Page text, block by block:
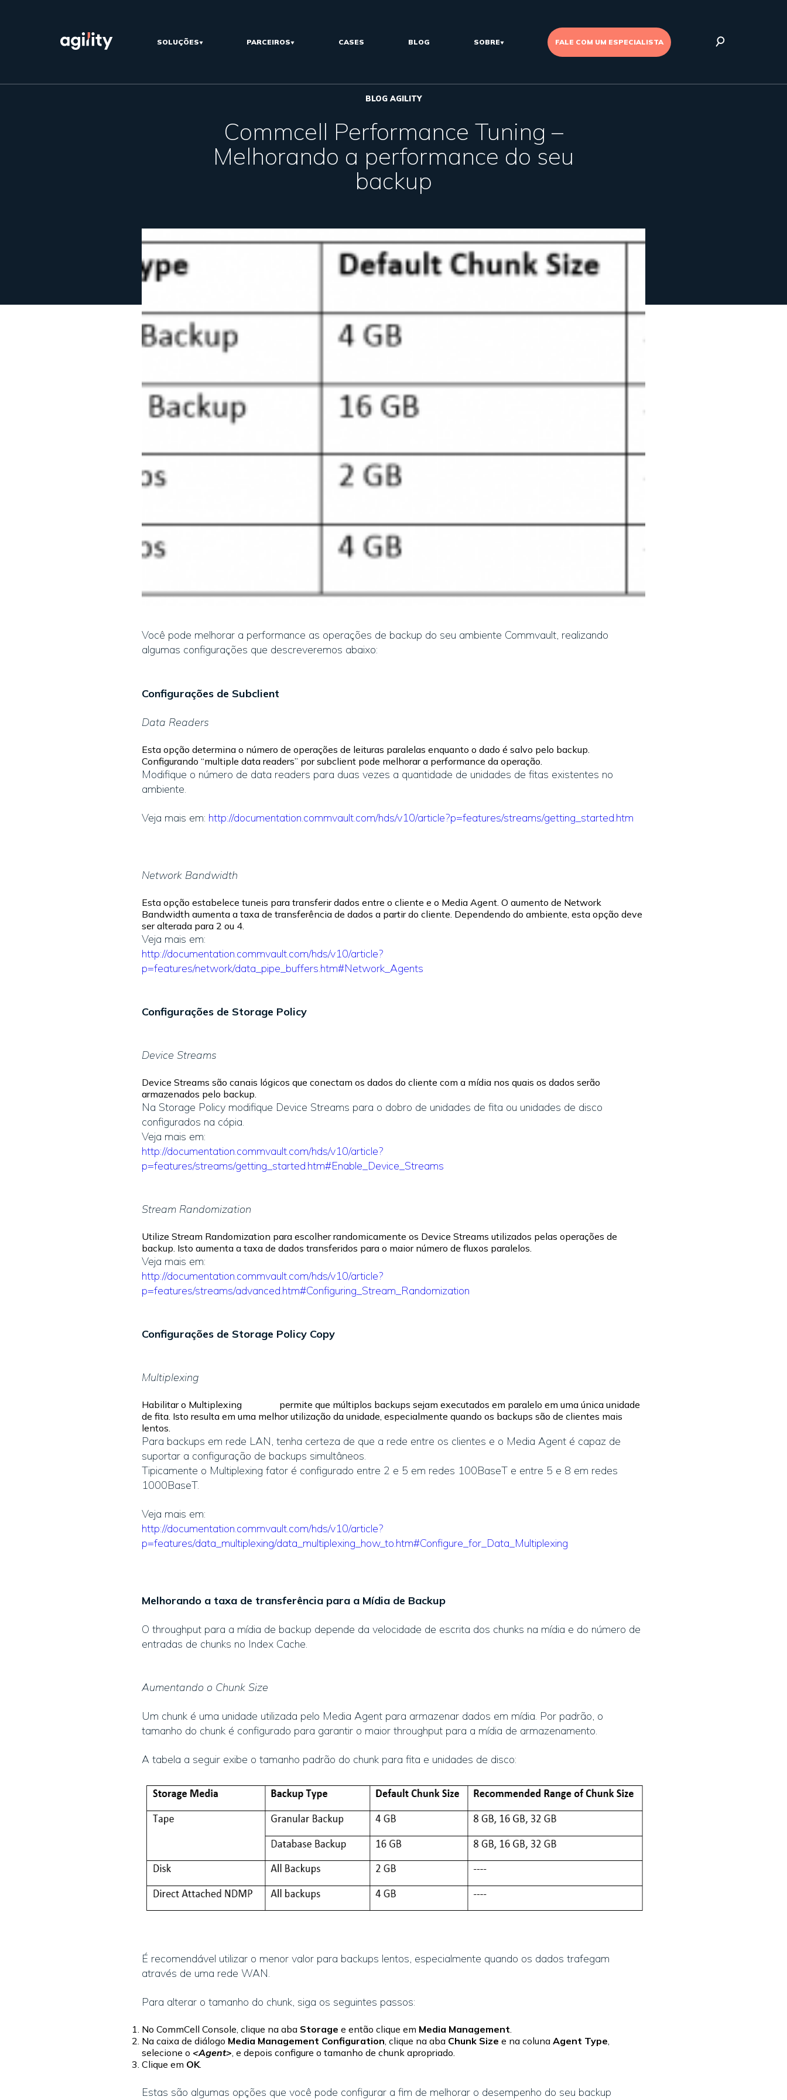
SOLUÇÕES PARCEIROS CASES BLOG SOBRE FALE COM UM ESPECIALISTA
BLOG AGILITY
Commcell Performance Tuning –
Melhorando a performance do seu
backup
Você pode melhorar a performance as operações de backup do seu ambiente Commvault, realizando
algumas configurações que descreveremos abaixo:
Configurações de Subclient
Data Readers
Esta opção determina o número de operações de leituras paralelas enquanto o dado é salvo pelo backup.
Configurando “multiple data readers” por subclient pode melhorar a performance da operação.
Modifique o número de data readers para duas vezes a quantidade de unidades de fitas existentes no
ambiente.
Veja mais em: http://documentation.commvault.com/hds/v10/article?p=features/streams/getting_started.htm
Network Bandwidth
Esta opção estabelece tuneis para transferir dados entre o cliente e o Media Agent. O aumento de Network
Bandwidth aumenta a taxa de transferência de dados a partir do cliente. Dependendo do ambiente, esta opção deve
ser alterada para 2 ou 4.
Veja mais em:
http://documentation.commvault.com/hds/v10/article?
p=features/network/data_pipe_buffers.htm#Network_Agents
Configurações de Storage Policy
Device Streams
Device Streams são canais lógicos que conectam os dados do cliente com a mídia nos quais os dados serão
armazenados pelo backup.
Na Storage Policy modifique Device Streams para o dobro de unidades de fita ou unidades de disco
configurados na cópia.
Veja mais em:
http://documentation.commvault.com/hds/v10/article?
p=features/streams/getting_started.htm#Enable_Device_Streams
Stream Randomization
Utilize Stream Randomization para escolher randomicamente os Device Streams utilizados pelas operações de
backup. Isto aumenta a taxa de dados transferidos para o maior número de fluxos paralelos.
Veja mais em:
http://documentation.commvault.com/hds/v10/article?
p=features/streams/advanced.htm#Configuring_Stream_Randomization
Configurações de Storage Policy Copy
Multiplexing
Habilitar o Multiplexing permite que múltiplos backups sejam executados em paralelo em uma única unidade
de fita. Isto resulta em uma melhor utilização da unidade, especialmente quando os backups são de clientes mais
lentos.
Para backups em rede LAN, tenha certeza de que a rede entre os clientes e o Media Agent é capaz de
suportar a configuração de backups simultâneos.
Tipicamente o Multiplexing fator é configurado entre 2 e 5 em redes 100BaseT e entre 5 e 8 em redes
1000BaseT.
Veja mais em:
http://documentation.commvault.com/hds/v10/article?
p=features/data_multiplexing/data_multiplexing_how_to.htm#Configure_for_Data_Multiplexing
Melhorando a taxa de transferência para a Mídia de Backup
O throughput para a mídia de backup depende da velocidade de escrita dos chunks na mídia e do número de
entradas de chunks no Index Cache.
Aumentando o Chunk Size
Um chunk é uma unidade utilizada pelo Media Agent para armazenar dados em mídia. Por padrão, o
tamanho do chunk é configurado para garantir o maior throughput para a mídia de armazenamento.
A tabela a seguir exibe o tamanho padrão do chunk para fita e unidades de disco:
É recomendável utilizar o menor valor para backups lentos, especialmente quando os dados trafegam
através de uma rede WAN.
Para alterar o tamanho do chunk, siga os seguintes passos:
No CommCell Console, clique na aba Storage e então clique em Media Management.
Na caixa de diálogo Media Management Configuration, clique na aba Chunk Size e na coluna Agent Type,
selecione o <Agent>, e depois configure o tamanho de chunk apropriado.
Clique em OK.
Estas são algumas opções que você pode configurar a fim de melhorar o desempenho do seu backup